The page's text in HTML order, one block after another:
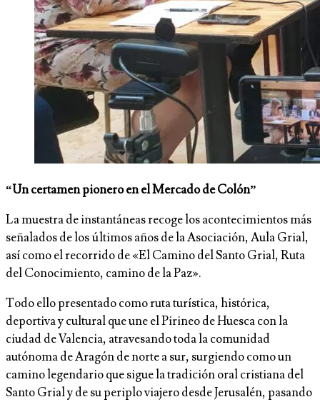
“Un certamen pionero en el Mercado de Colón”
La muestra de instantáneas recoge los acontecimientos más
señalados de los últimos años de la Asociación, Aula Grial,
así como el recorrido de «El Camino del Santo Grial, Ruta
del Conocimiento, camino de la Paz».
Todo ello presentado como ruta turística, histórica,
deportiva y cultural que une el Pirineo de Huesca con la
ciudad de Valencia, atravesando toda la comunidad
autónoma de Aragón de norte a sur, surgiendo como un
camino legendario que sigue la tradición oral cristiana del
Santo Grial y de su periplo viajero desde Jerusalén, pasando